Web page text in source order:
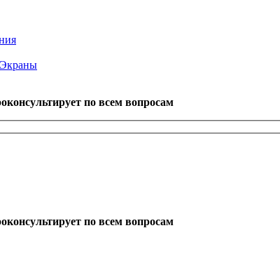
Экраны
по всем вопросам
по всем вопросам